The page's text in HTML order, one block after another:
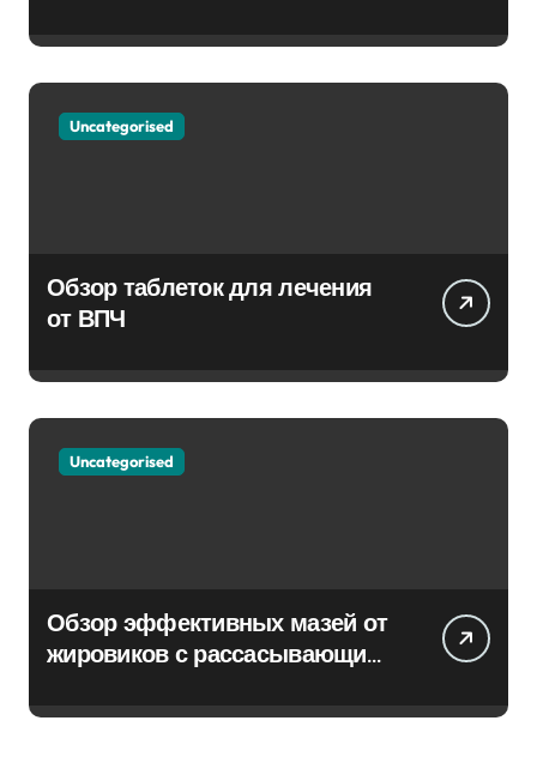
Uncategorised
Обзор таблеток для лечения
от ВПЧ
Uncategorised
Обзор эффективных мазей от
жировиков с рассасывающим